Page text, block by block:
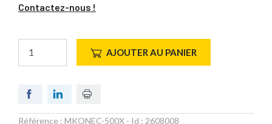
Contactez-nous !
AJOUTER AU PANIER
Référence : MKONEC-500X - Id : 2608008